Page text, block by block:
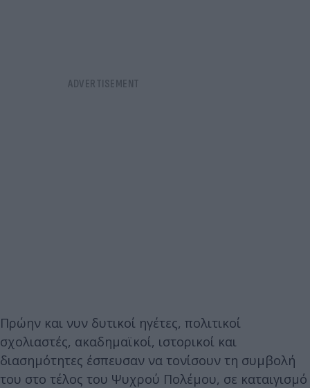
Πρώην και νυν δυτικοί ηγέτες, πολιτικοί
σχολιαστές, ακαδημαϊκοί, ιστορικοί και
διασημότητες έσπευσαν να τονίσουν τη συμβολή
του στο τέλος του Ψυχρού Πολέμου, σε καταιγισμό